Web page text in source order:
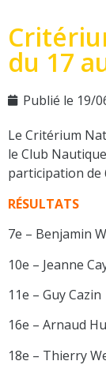
du 17
Publié le 19/
Le Critérium
le Club
participation de
RÉSULTATS
7e – Benjamin
10e – Jeanne
11e – Guy Cazin
16e – Arnaud
18e – Thierry